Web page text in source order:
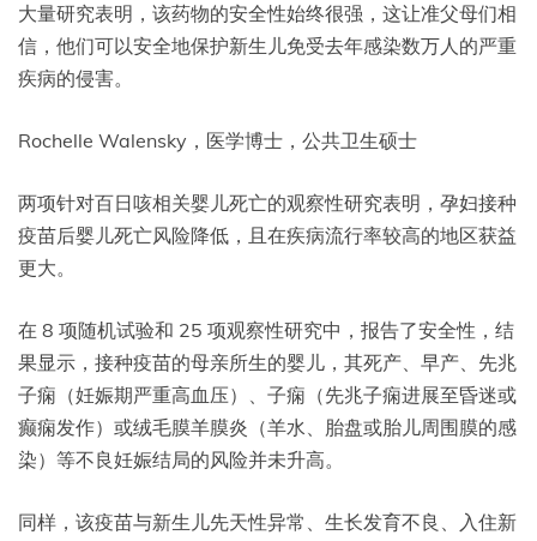
大量研究表明，该药物的安全性始终很强，这让准父母们相
信，他们可以安全地保护新生儿免受去年感染数万人的严重
疾病的侵害。
Rochelle Walensky，医学博士，公共卫生硕士
两项针对百日咳相关婴儿死亡的观察性研究表明，孕妇接种
疫苗后婴儿死亡风险降低，且在疾病流行率较高的地区获益
更大。
在 8 项随机试验和 25 项观察性研究中，报告了安全性，结
果显示，接种疫苗的母亲所生的婴儿，其死产、早产、先兆
子痫（妊娠期严重高血压）、子痫（先兆子痫进展至昏迷或
癫痫发作）或绒毛膜羊膜炎（羊水、胎盘或胎儿周围膜的感
染）等不良妊娠结局的风险并未升高。
同样，该疫苗与新生儿先天性异常、生长发育不良、入住新